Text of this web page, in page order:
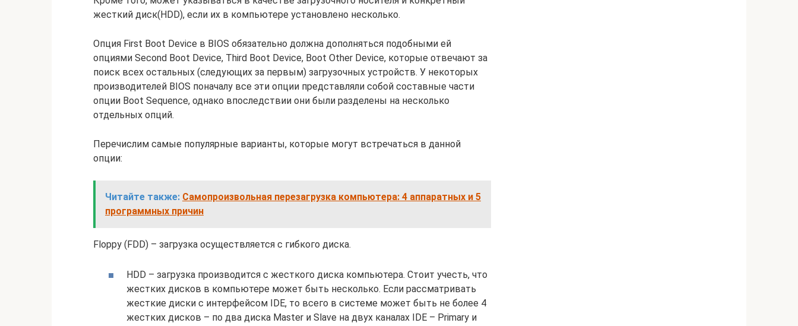
жесткий диск(HDD), если их в компьютере установлено несколько.
Опция First Boot Device в BIOS обязательно должна дополняться подобными ей
опциями Second Boot Device, Third Boot Device, Boot Other Device, которые отвечают за
поиск всех остальных (следующих за первым) загрузочных устройств. У некоторых
производителей BIOS поначалу все эти опции представляли собой составные части
опции Boot Sequence, однако впоследствии они были разделены на несколько
отдельных опций.
Перечислим самые популярные варианты, которые могут встречаться в данной
опции:
Читайте также: Самопроизвольная перезагрузка компьютера: 4 аппаратных и 5
программных причин
Floppy (FDD) – загрузка осуществляется с гибкого диска.
HDD – загрузка производится с жесткого диска компьютера. Стоит учесть, что
жестких дисков в компьютере может быть несколько. Если рассматривать
жесткие диски с интерфейсом IDE, то всего в системе может быть не более 4
жестких дисков – по два диска Master и Slave на двух каналах IDE – Primary и